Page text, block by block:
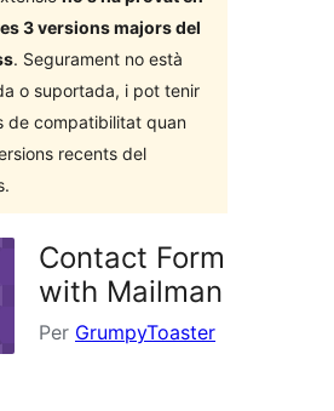
3 versions majors del
. Segurament no està
o suportada, i pot tenir
de compatibilitat quan
recents del
Contact Form
with Mailman
Per GrumpyToaster